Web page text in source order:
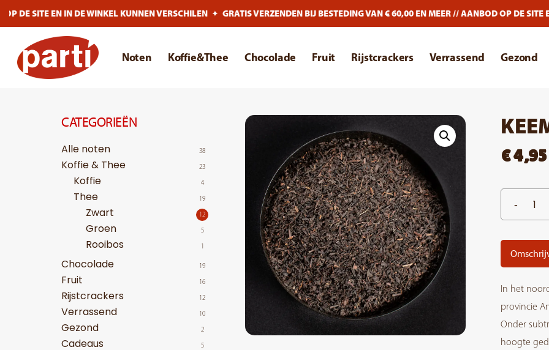
Skip
to
content
SITE EN IN DE WINKEL KUNNEN VERSCHILEN ✦ GRATIS VERZENDEN BIJ BESTEDING VAN € 60,00 EN MEER // AANBOD OP DE SITE EN
Noten Koffie&Thee Chocolade Fruit Rijstcrackers Verrassend Gezond
CATEGORIEËN
Alle noten 38
Koffie & Thee 23
Koffie 4
Thee 19
Zwart 12
Groen 5
Rooibos 1
Chocolade 19
Fruit 16
Rijstcrackers 12
Verrassend 10
Gezond 2
Cadeaus 5
€4,95
In het
provincie
Onder
hoogte